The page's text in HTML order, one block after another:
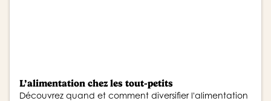
L’alimentation chez les tout-petits
Découvrez quand et comment diversifier l'alimentation